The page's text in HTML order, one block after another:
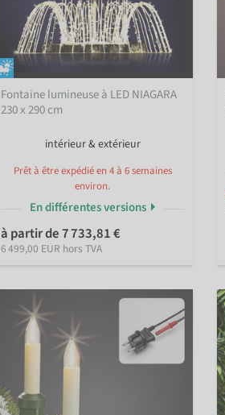
Fontaine lumineuse à LED NIAGARA
230 x 290 cm
intérieur & extérieur
Prêt à être expédié en 4 à 6 semaines
environ.
En différentes versions
à partir de 7 733,81 €
6 499,00 EUR hors TVA